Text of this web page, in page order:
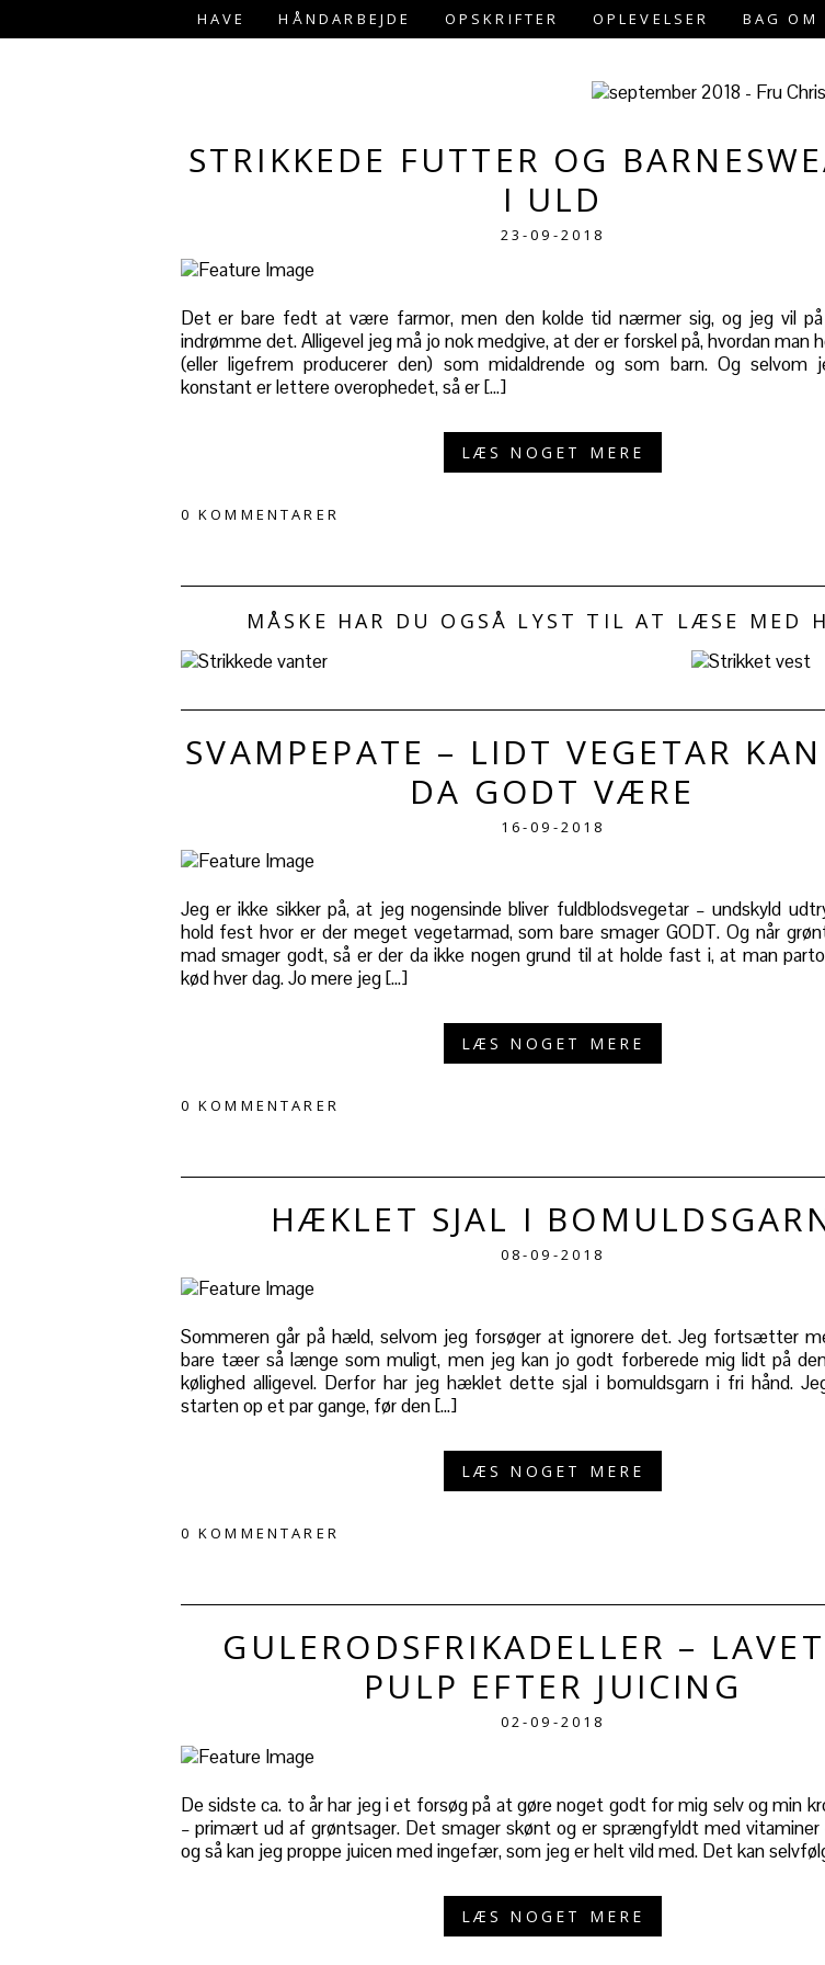
HAVE HÅNDARBEJDE OPSKRIFTER OPLEVELSER BAG OM
STRIKKEDE FUTTER OG
I ULD
23-09-2018
Det er bare fedt at være farmor, men den kolde tid nærmer sig, og jeg vil på
indrømme det. Alligevel jeg må jo nok medgive, at der er forskel på, hvordan man
(eller ligefrem producerer den) som midaldrende og som barn. Og selvom
konstant er lettere overophedet, så er […]
LÆS NOGET MERE
0 KOMMENTARER
MÅSKE HAR DU OGSÅ LYST TIL AT LÆSE MED
SVAMPEPATE – LIDT VEGETAR
DA GODT VÆRE
16-09-2018
Jeg er ikke sikker på, at jeg nogensinde bliver fuldblodsvegetar – undskyld
hold fest hvor er der meget vegetarmad, som bare smager GODT. Og når
mad smager godt, så er der da ikke nogen grund til at holde fast i, at man
kød hver dag. Jo mere jeg […]
LÆS NOGET MERE
0 KOMMENTARER
HÆKLET SJAL I
08-09-2018
Sommeren går på hæld, selvom jeg forsøger at ignorere det. Jeg fortsætter
bare tæer så længe som muligt, men jeg kan jo godt forberede mig lidt på
kølighed alligevel. Derfor har jeg hæklet dette sjal i bomuldsgarn i fri hånd.
starten op et par gange, før den […]
LÆS NOGET MERE
0 KOMMENTARER
GULERODSFRIKADELLER –
PULP EFTER JUICING
02-09-2018
De sidste ca. to år har jeg i et forsøg på at gøre noget godt for mig selv og min
– primært ud af grøntsager. Det smager skønt og er sprængfyldt med vitaminer
og så kan jeg proppe juicen med ingefær, som jeg er helt vild med. Det kan
LÆS NOGET MERE